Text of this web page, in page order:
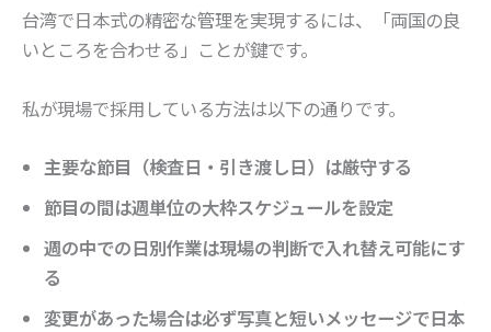
台湾で日本式の精密な管理を実現するには、「両国の良
いところを合わせる」ことが鍵です。
私が現場で採用している方法は以下の通りです。
主要な節目（検査日・引き渡し日）は厳守する
節目の間は週単位の大枠スケジュールを設定
週の中での日別作業は現場の判断で入れ替え可能にす
る
変更があった場合は必ず写真と短いメッセージで日本